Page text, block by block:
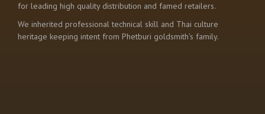
for leading high quality distribution and famed retailers.
We inherited professional technical skill and Thai culture
heritage keeping intent from Phetburi goldsmith’s family.